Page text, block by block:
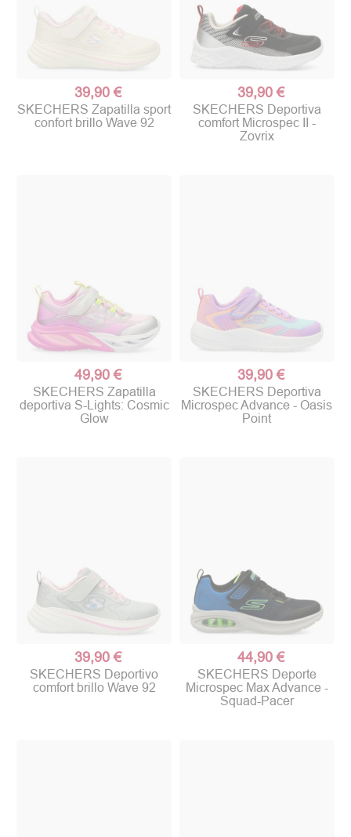
39,90 €
SKECHERS Zapatilla sport
confort brillo Wave 92
39,90 €
SKECHERS Deportiva
comfort Microspec II -
Zovrix
49,90 €
SKECHERS Zapatilla
deportiva S-Lights: Cosmic
Glow
39,90 €
SKECHERS Deportiva
Microspec Advance - Oasis
Point
39,90 €
SKECHERS Deportivo
comfort brillo Wave 92
44,90 €
SKECHERS Deporte
Microspec Max Advance -
Squad-Pacer